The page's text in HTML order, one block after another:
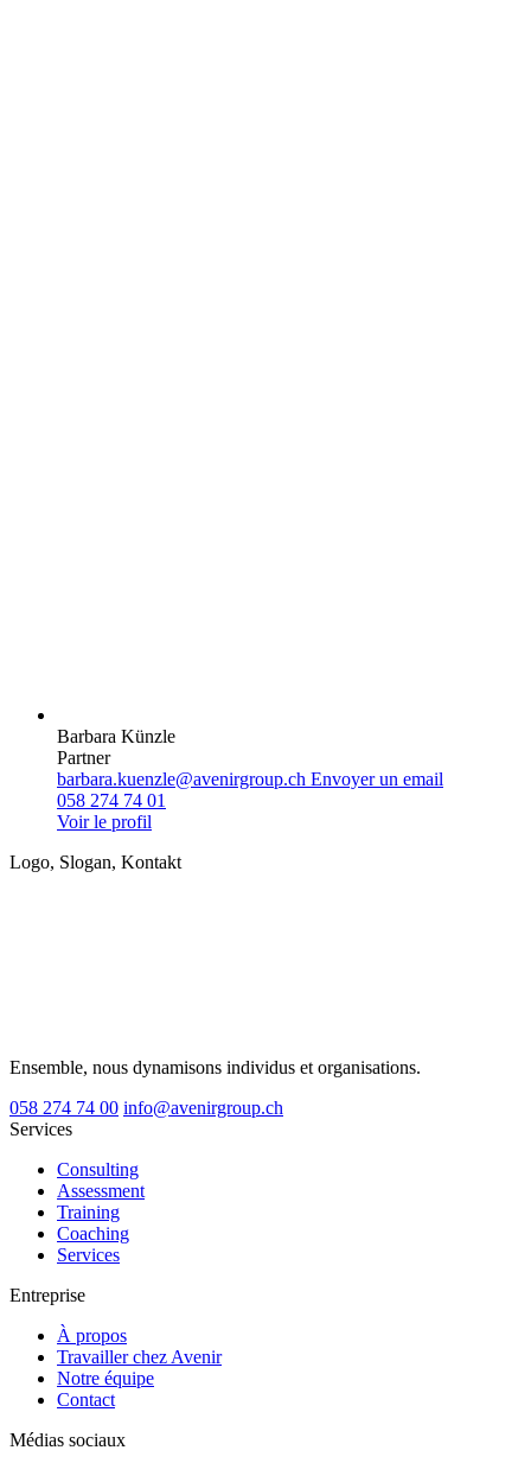
Barbara Künzle
Partner
barbara.kuenzle@avenirgroup.ch Envoyer un email
058 274 74 01
Voir le profil
Logo, Slogan, Kontakt
Ensemble, nous dynamisons individus et organisations.
058 274 74 00 info@avenirgroup.ch
Services
Consulting
Assessment
Training
Coaching
Services
Entreprise
À propos
Travailler chez Avenir
Notre équipe
Contact
Médias sociaux